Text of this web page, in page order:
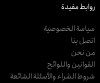
روابط مفيدة
سياسة الخصوصية
اتصل بنا
من نحن
القوانين واللوائح
شروط الشراء والأسئلة الشائعة